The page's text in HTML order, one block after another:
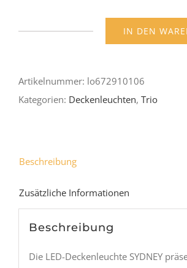
IN DEN
Artikelnummer: lo672910106
Kategorien: Deckenleuchten, Trio
Beschreibung
Zusätzliche Informationen
Beschreibung
Die LED-Deckenleuchte SYDNEY